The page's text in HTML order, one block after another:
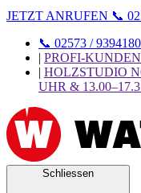
JETZT ANRUFEN 📞
📞 02573 / 9394180
| PROFI-
| HOLZSTUDIO
UHR &
Schliessen